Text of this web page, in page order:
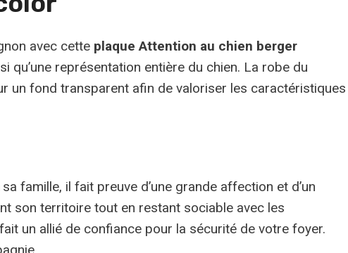
avec cette plaque Attention au chien berger
qu’une représentation entière du chien. La robe du
un fond transparent afin de valoriser les caractéristiques
famille, il fait preuve d’une grande affection et d’un
son territoire tout en restant sociable avec les
un allié de confiance pour la sécurité de votre foyer.